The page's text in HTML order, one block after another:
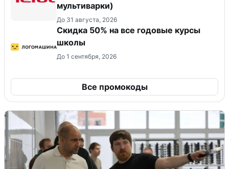
мультиварки)
До 31 августа, 2026
Скидка 50% на все годовые курсы
школы
До 1 сентября, 2026
Все промокоды